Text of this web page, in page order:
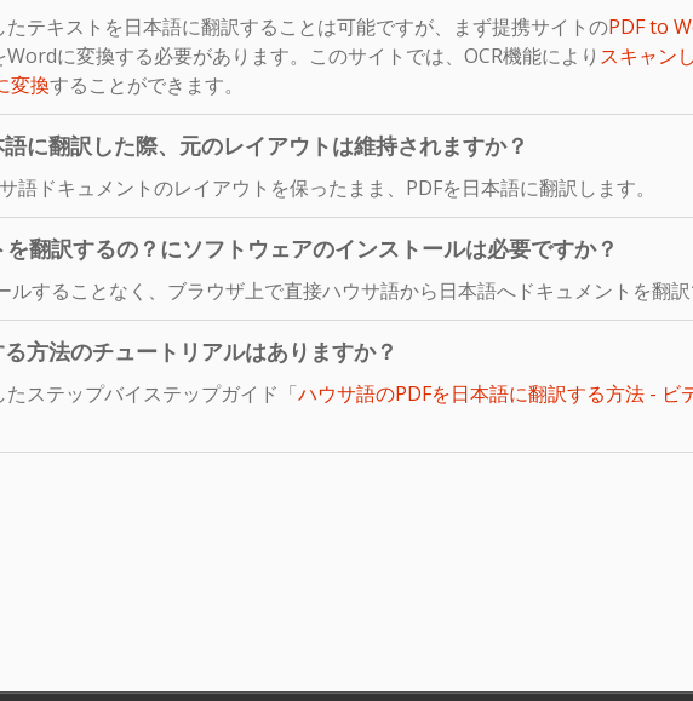
テキストを日本語に翻訳することは可能ですが、まず提携サイトのPDF to
に変換する必要があります。このサイトでは、OCR機能により スキャン
変換することができます。
に翻訳した際、元のレイアウトは維持されますか？
語ドキュメントのレイアウトを保ったまま、PDFを日本語に翻訳します。
翻訳するの？にソフトウェアのインストールは必要ですか？
することなく、ブラウザ上で直接ハウサ語から日本語へドキュメントを翻訳
方法のチュートリアルはありますか？
ステップバイステップガイド「ハウサ語のPDFを日本語に翻訳する方法 - ビ